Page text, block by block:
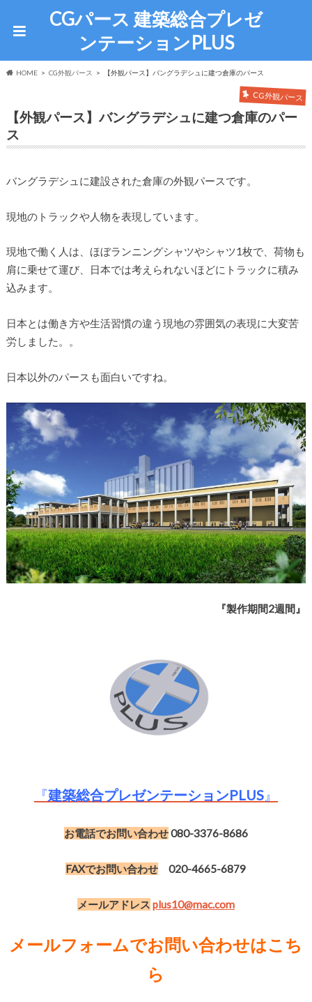
CGパース 建築総合プレゼ
ンテーションPLUS
HOME CG外観パース 【外観パース】バングラデシュに建つ倉庫のパース
CG外観パース
【外観パース】バングラデシュに建つ倉庫のパー
ス
バングラデシュに建設された倉庫の外観パースです。
現地のトラックや人物を表現しています。
現地で働く人は、ほぼランニングシャツやシャツ1枚で、荷物も
肩に乗せて運び、日本では考えられないほどにトラックに積み
込みます。
日本とは働き方や生活習慣の違う現地の雰囲気の表現に大変苦
労しました。。
日本以外のパースも面白いですね。
『製作期間2週間』
『建築総合プレゼンテーションPLUS』
お電話でお問い合わせ080-3376-8686
FAXでお問い合わせ 020-4665-6879
メールアドレス plus10@mac.com
メールフォームでお問い合わせはこち
ら